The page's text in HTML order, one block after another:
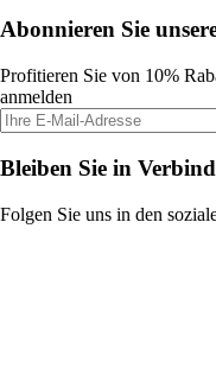
Abonnieren Sie
Profitieren Sie von 10%
anmelden
Bleiben Sie in
Folgen Sie uns in den